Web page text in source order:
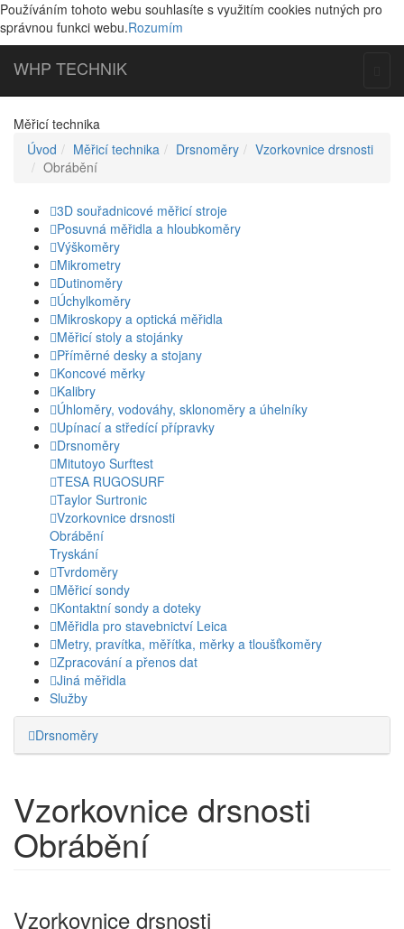
Používáním tohoto webu souhlasíte s využitím cookies nutných pro
správnou funkci webu.Rozumím
WHP TECHNIK
Měřicí technika
Úvod
Měřicí technika Drsnoměry
Vzorkovnice drsnosti
Obrábění
3D souřadnicové měřicí stroje
Posuvná měřidla a hloubkoměry
Výškoměry
Mikrometry
Dutinoměry
Úchylkoměry
Mikroskopy a optická měřidla
Měřicí stoly a stojánky
Příměrné desky a stojany
Koncové měrky
Kalibry
Úhloměry, vodováhy, sklonoměry a úhelníky
Upínací a středící přípravky
Drsnoměry
Mitutoyo Surftest
TESA RUGOSURF
Taylor Surtronic
Vzorkovnice drsnosti
Obrábění
Tryskání
Tvrdoměry
Měřicí sondy
Kontaktní sondy a doteky
Měřidla pro stavebnictví Leica
Metry, pravítka, měřítka, měrky a tloušťkoměry
Zpracování a přenos dat
Jiná měřidla
Služby
Drsnoměry
Vzorkovnice drsnosti
Obrábění
Vzorkovnice drsnosti